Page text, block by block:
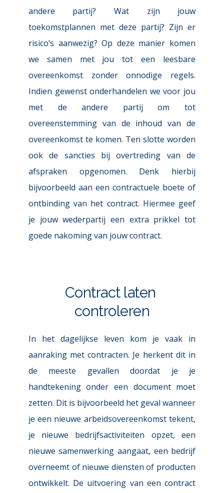
andere partij? Wat zijn jouw
toekomstplannen met deze partij? Zijn er
risico’s aanwezig? Op deze manier komen
we samen met jou tot een leesbare
overeenkomst zonder onnodige regels.
Indien gewenst onderhandelen we voor jou
met de andere partij om tot
overeenstemming van de inhoud van de
overeenkomst te komen. Ten slotte worden
ook de sancties bij overtreding van de
afspraken opgenomen. Denk hierbij
bijvoorbeeld aan een contractuele boete of
ontbinding van het contract. Hiermee geef
je jouw wederpartij een extra prikkel tot
goede nakoming van jouw contract.
Contract laten
controleren
In het dagelijkse leven kom je vaak in
aanraking met contracten. Je herkent dit in
de meeste gevallen doordat je je
handtekening onder een document moet
zetten. Dit is bijvoorbeeld het geval wanneer
je een nieuwe arbeidsovereenkomst tekent,
je nieuwe bedrijfsactiviteiten opzet, een
nieuwe samenwerking aangaat, een bedrijf
overneemt of nieuwe diensten of producten
ontwikkelt. De uitvoering van een contract